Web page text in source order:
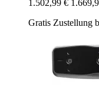
1.502,99 €
Gratis Zustellung